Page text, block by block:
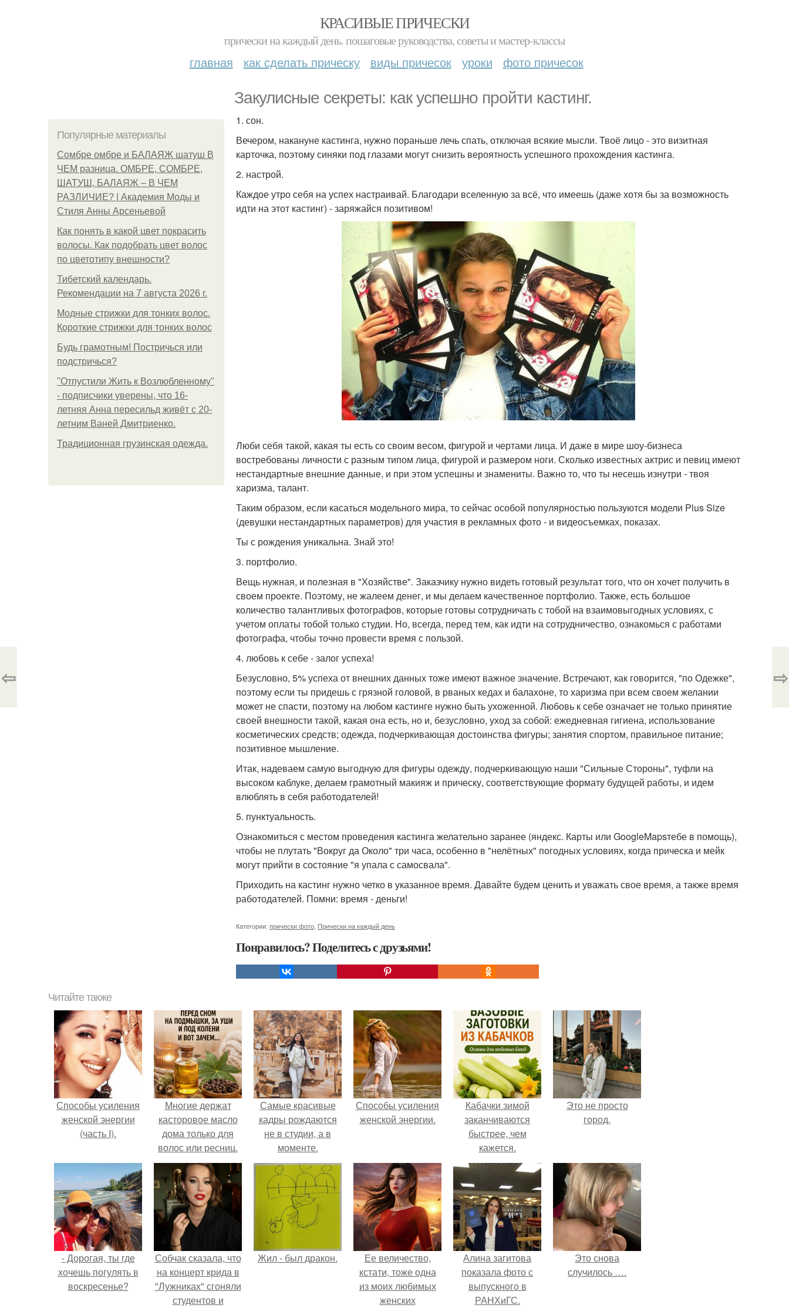
КРАСИВЫЕ ПРИЧЕСКИ
прически на каждый день. пошаговые руководства, советы и мастер-классы
главная как сделать прическу виды причесок уроки фото причесок
Закулисные секреты: как успешно пройти кастинг.
Популярные материалы
Сомбре омбре и БАЛАЯЖ шатуш В
ЧЕМ разница. ОМБРЕ, СОМБРЕ,
ШАТУШ, БАЛАЯЖ – В ЧЕМ
РАЗЛИЧИЕ? | Академия Моды и
Стиля Анны Арсеньевой
Как понять в какой цвет покрасить
волосы. Как подобрать цвет волос
по цветотипу внешности?
Тибетский календарь.
Рекомендации на 7 августа 2026 г.
Модные стрижки для тонких волос.
Короткие стрижки для тонких волос
Будь грамотным! Постричься или
подстричься?
"Отпустили Жить к Возлюбленному"
- подписчики уверены, что 16-
летняя Анна пересильд живёт с 20-
летним Ваней Дмитриенко.
Традиционная грузинская одежда.
1. сон.
Вечером, накануне кастинга, нужно пораньше лечь спать, отключая всякие мысли. Твоё лицо - это визитная
карточка, поэтому синяки под глазами могут снизить вероятность успешного прохождения кастинга.
2. настрой.
Каждое утро себя на успех настраивай. Благодари вселенную за всё, что имеешь (даже хотя бы за возможность
идти на этот кастинг) - заряжайся позитивом!
Люби себя такой, какая ты есть со своим весом, фигурой и чертами лица. И даже в мире шоу-бизнеса
востребованы личности с разным типом лица, фигурой и размером ноги. Сколько известных актрис и певиц имеют
нестандартные внешние данные, и при этом успешны и знамениты. Важно то, что ты несешь изнутри - твоя
харизма, талант.
Таким образом, если касаться модельного мира, то сейчас особой популярностью пользуются модели Plus Size
(девушки нестандартных параметров) для участия в рекламных фото - и видеосъемках, показах.
Ты с рождения уникальна. Знай это!
3. портфолио.
Вещь нужная, и полезная в "Хозяйстве". Заказчику нужно видеть готовый результат того, что он хочет получить в
своем проекте. Поэтому, не жалеем денег, и мы делаем качественное портфолио. Также, есть большое
количество талантливых фотографов, которые готовы сотрудничать с тобой на взаимовыгодных условиях, с
учетом оплаты тобой только студии. Но, всегда, перед тем, как идти на сотрудничество, ознакомься с работами
фотографа, чтобы точно провести время с пользой.
4. любовь к себе - залог успеха!
Безусловно, 5% успеха от внешних данных тоже имеют важное значение. Встречают, как говорится, "по Одежке",
поэтому если ты придешь с грязной головой, в рваных кедах и балахоне, то харизма при всем своем желании
может не спасти, поэтому на любом кастинге нужно быть ухоженной. Любовь к себе означает не только принятие
своей внешности такой, какая она есть, но и, безусловно, уход за собой: ежедневная гигиена, использование
косметических средств; одежда, подчеркивающая достоинства фигуры; занятия спортом, правильное питание;
позитивное мышление.
Итак, надеваем самую выгодную для фигуры одежду, подчеркивающую наши "Сильные Стороны", туфли на
высоком каблуке, делаем грамотный макияж и прическу, соответствующие формату будущей работы, и идем
влюблять в себя работодателей!
5. пунктуальность.
Ознакомиться с местом проведения кастинга желательно заранее (яндекс. Карты или GoogleMapsтебе в помощь),
чтобы не плутать "Вокруг да Около" три часа, особенно в "нелётных" погодных условиях, когда прическа и мейк
могут прийти в состояние "я упала с самосвала".
Приходить на кастинг нужно четко в указанное время. Давайте будем ценить и уважать свое время, а также время
работодателей. Помни: время - деньги!
Категории: прически фото Прически на каждый день
Понравилось? Поделитесь с друзьями!
⇦ ⇨
Читайте также
Способы усиления
женской энергии
(часть I).
Многие держат
касторовое масло
дома только для
волос или ресниц.
Самые красивые
кадры рождаются
не в студии, а в
моменте.
Способы усиления
женской энергии.
Кабачки зимой
заканчиваются
быстрее, чем
кажется.
Это не просто
город.
- Дорогая, ты где
хочешь погулять в
воскресенье?
Собчак сказала, что
на концерт крида в
"Лужниках" сгоняли
студентов и
Жил - был дракон.
Ее величество,
кстати, тоже одна
из моих любимых
женских
Алина загитова
показала фото с
выпускного в
РАНХиГС.
Это снова
случилось ….